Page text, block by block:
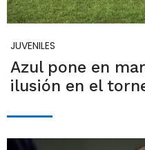
JUVENILES
Azul pone en
ilusión en el